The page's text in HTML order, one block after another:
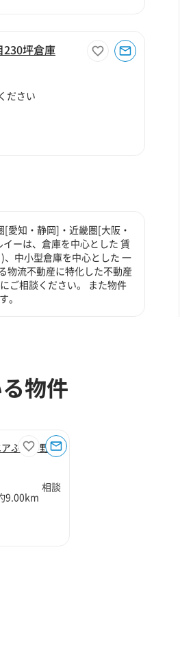
230坪倉庫
ださい
愛知・静岡]・近畿圏[大阪・
ーは、倉庫を中心とした 賃
中小型倉庫を中心とした 一
物流不動産に特化した不動産
ご相談ください。 また物件
。
物件
ふじみ野C
相談
9.00km